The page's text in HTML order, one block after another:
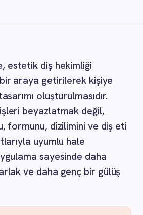
estetik diş hekimliği
bir araya getirilerek kişiye
oluşturulmasıdır.
beyazlatmak değil,
formunu, dizilimini ve diş eti
uyumlu hale
sayesinde daha
ve daha genç bir gülüş